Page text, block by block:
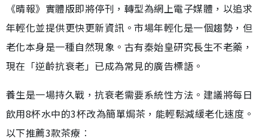
《晴報》實體版即將停刊，轉型為網上電子媒體，以追求
年輕化並提供更快更新資訊。市場年輕化是一個趨勢，但
老化本身是一種自然現象。古有秦始皇研究長生不老藥，
現在「逆齡抗衰老」已成為常見的廣告標語。
養生是一場持久戰，抗衰老需要系統性方法。建議將每日
飲用8杯水中的3杯改為簡單焗茶，能輕鬆減緩老化速度。
以下推薦3款茶療︰